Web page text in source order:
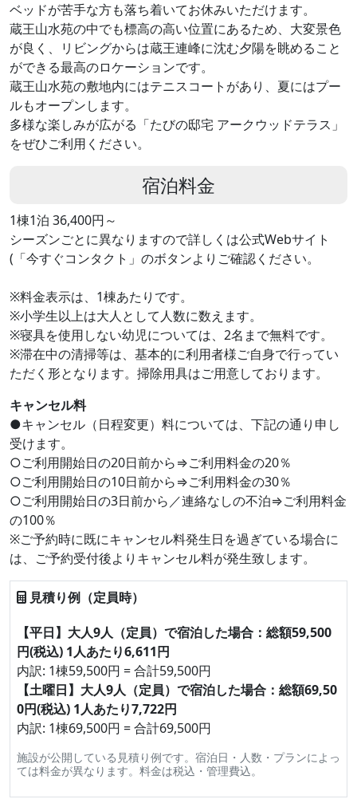
ベッドが苦手な方も落ち着いてお休みいただけます。
蔵王山水苑の中でも標高の高い位置にあるため、大変景色
が良く、リビングからは蔵王連峰に沈む夕陽を眺めること
ができる最高のロケーションです。
蔵王山水苑の敷地内にはテニスコートがあり、夏にはプー
ルもオープンします。
多様な楽しみが広がる「たびの邸宅 アークウッドテラス」
をぜひご利用ください。
宿泊料金
1棟1泊 36,400円～
シーズンごとに異なりますので詳しくは公式Webサイト
(「今すぐコンタクト」のボタンよりご確認ください。
※料金表示は、1棟あたりです。
※小学生以上は大人として人数に数えます。
※寝具を使用しない幼児については、2名まで無料です。
※滞在中の清掃等は、基本的に利用者様ご自身で行ってい
ただく形となります。掃除用具はご用意しております。
キャンセル料
●キャンセル（日程変更）料については、下記の通り申し
受けます。
○ご利用開始日の20日前から⇒ご利用料金の20％
○ご利用開始日の10日前から⇒ご利用料金の30％
○ご利用開始日の3日前から／連絡なしの不泊⇒ご利用料金
の100％
※ご予約時に既にキャンセル料発生日を過ぎている場合に
は、ご予約受付後よりキャンセル料が発生致します。
見積り例（定員時）
【平日】大人9人（定員）で宿泊した場合：総額59,500
円(税込) 1人あたり6,611円
内訳: 1棟59,500円 = 合計59,500円
【土曜日】大人9人（定員）で宿泊した場合：総額69,50
0円(税込) 1人あたり7,722円
内訳: 1棟69,500円 = 合計69,500円
施設が公開している見積り例です。宿泊日・人数・プランによっ
ては料金が異なります。料金は税込・管理費込。